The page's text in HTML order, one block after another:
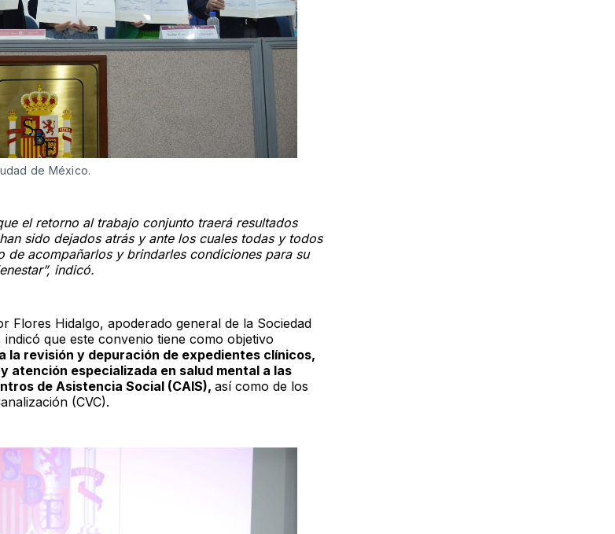
de México.
el retorno al trabajo conjunto traerá resultados
sido dejados atrás y ante los cuales todas y todos
de acompañarlos y brindarles condiciones para su
indicó.
Flores Hidalgo, apoderado general de la Sociedad
indicó que este convenio tiene como objetivo
la revisión y depuración de expedientes clínicos,
atención especializada en salud mental a las
de Asistencia Social (CAIS), así como de los
(CVC).